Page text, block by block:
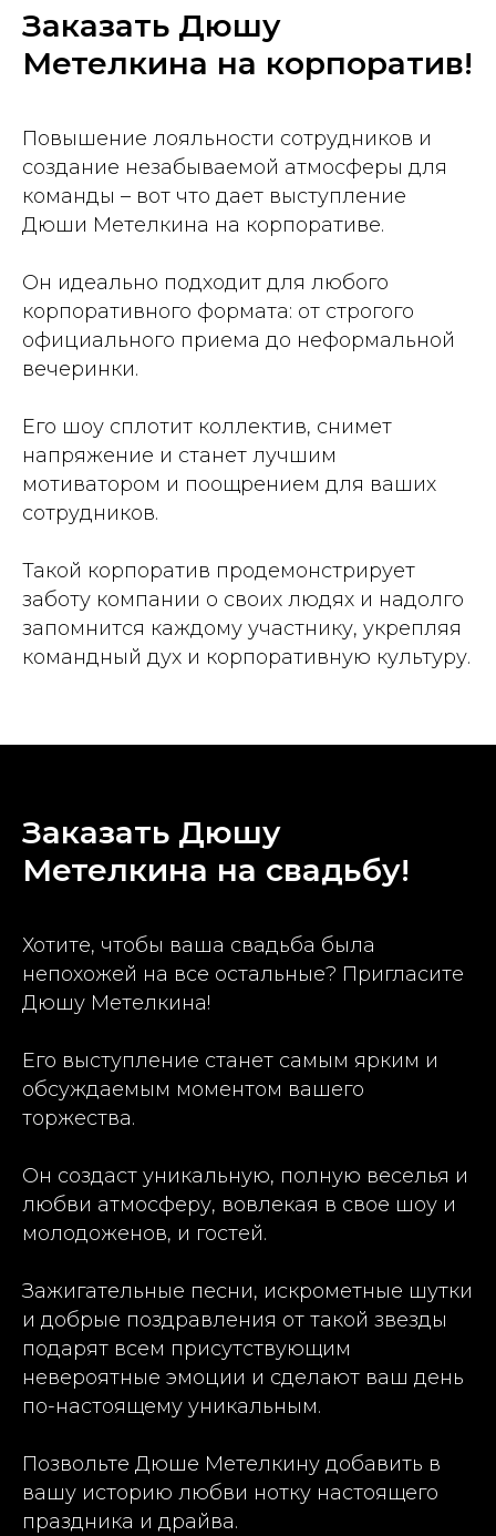
Заказать Дюшу
Метелкина на корпоратив!
Повышение лояльности сотрудников и
создание незабываемой атмосферы для
команды – вот что дает выступление
Дюши Метелкина на корпоративе.
Он идеально подходит для любого
корпоративного формата: от строгого
официального приема до неформальной
вечеринки.
Его шоу сплотит коллектив, снимет
напряжение и станет лучшим
мотиватором и поощрением для ваших
сотрудников.
Такой корпоратив продемонстрирует
заботу компании о своих людях и надолго
запомнится каждому участнику, укрепляя
командный дух и корпоративную культуру.
Заказать Дюшу
Метелкина на свадьбу!
Хотите, чтобы ваша свадьба была
непохожей на все остальные? Пригласите
Дюшу Метелкина!
Его выступление станет самым ярким и
обсуждаемым моментом вашего
торжества.
Он создаст уникальную, полную веселья и
любви атмосферу, вовлекая в свое шоу и
молодоженов, и гостей.
Зажигательные песни, искрометные шутки
и добрые поздравления от такой звезды
подарят всем присутствующим
невероятные эмоции и сделают ваш день
по-настоящему уникальным.
Позвольте Дюше Метелкину добавить в
вашу историю любви нотку настоящего
праздника и драйва.